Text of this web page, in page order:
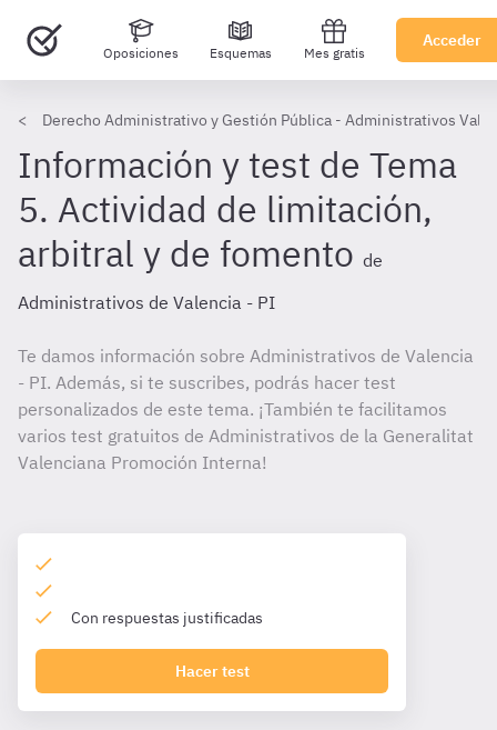
Oposiciones Esquemas Mes gratis
Acceder
Derecho Administrativo y Gestión Pública - Administrativos
Información y test de Tema
5. Actividad de limitación,
arbitral y de fomento de
Administrativos de Valencia - PI
Te damos información sobre Administrativos de Valencia
- PI. Además, si te suscribes, podrás hacer test
personalizados de este tema. ¡También te facilitamos
varios test gratuitos de Administrativos de la Generalitat
Valenciana Promoción Interna!
Con respuestas justificadas
Hacer test